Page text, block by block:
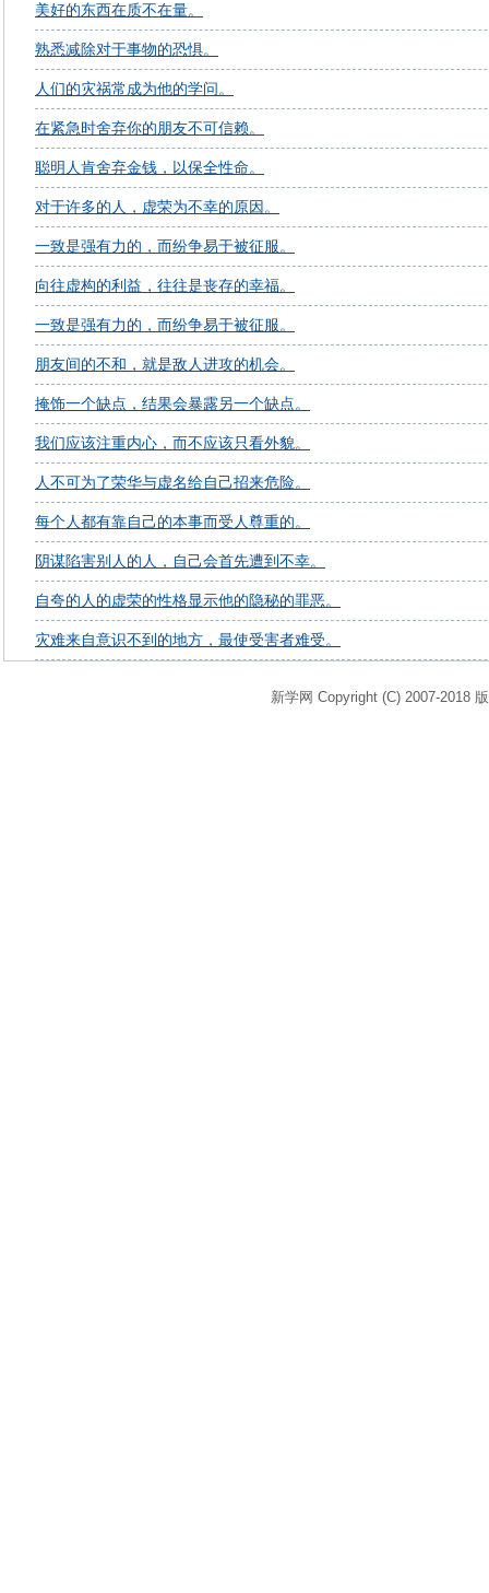
美好的东西在质不在量。
熟悉减除对于事物的恐惧。
人们的灾祸常成为他的学问。
在紧急时舍弃你的朋友不可信赖。
聪明人肯舍弃金钱，以保全性命。
对于许多的人，虚荣为不幸的原因。
一致是强有力的，而纷争易于被征服。
向往虚构的利益，往往是丧存的幸福。
一致是强有力的，而纷争易于被征服。
朋友间的不和，就是敌人进攻的机会。
掩饰一个缺点，结果会暴露另一个缺点。
我们应该注重内心，而不应该只看外貌。
人不可为了荣华与虚名给自己招来危险。
每个人都有靠自己的本事而受人尊重的。
阴谋陷害别人的人，自己会首先遭到不幸。
自夸的人的虚荣的性格显示他的隐秘的罪恶。
灾难来自意识不到的地方，最使受害者难受。
新学网 Copyright (C) 2007-2018